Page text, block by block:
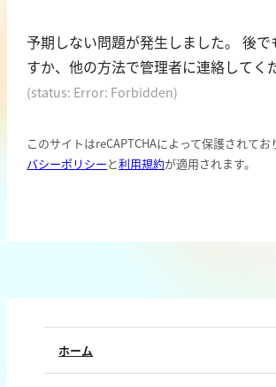
予期しない問題が発生しました。 後
すか、他の方法で管理者に連絡してく
(status: Error: Forbidden)
このサイトはreCAPTCHAによって保護されてお
バシーポリシーと利用規約が適用されます。
ホーム
銀
クロム
鉄
鉛
BOD